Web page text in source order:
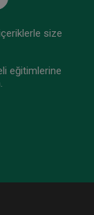
size
eğitimlerine